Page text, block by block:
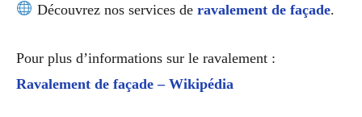
Découvrez nos services de ravalement de façade.
Pour plus d’informations sur le ravalement :
Ravalement de façade – Wikipédia